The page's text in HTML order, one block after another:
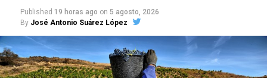
Published 19 horas ago on 5 agosto, 2026
By José Antonio Suárez López